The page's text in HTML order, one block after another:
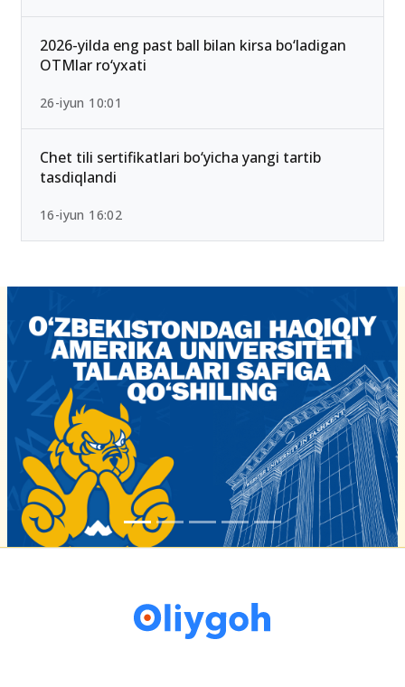
2026-yilda eng past ball bilan kirsa bo‘ladigan
OTMlar ro‘yxati
26-iyun 10:01
Chet tili sertifikatlari bo‘yicha yangi tartib
tasdiqlandi
16-iyun 16:02